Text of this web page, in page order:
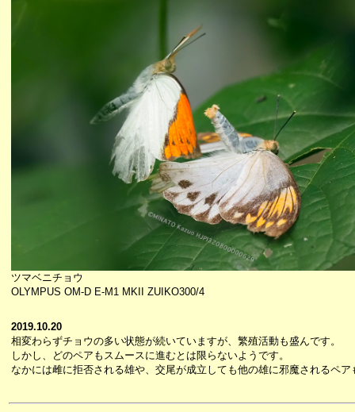
ツマベニチョウ
OLYMPUS OM-D E-M1 MKII ZUIKO300/4
2019.10.20
相変わらずチョウの多い状態が続いていますが、繁殖活動も盛んです。
しかし、どのペアもスムースに進むとは限らないようです。
なかには雌に拒否される雄や、交尾が成立しても他の雄に邪魔されるペア